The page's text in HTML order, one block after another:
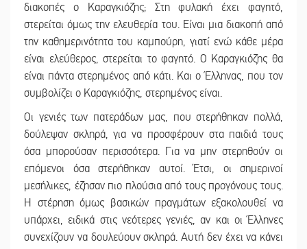
διακοπές ο Καραγκιόζης; Στη φυλακή έχει φαγητό,
στερείται όμως την ελευθερία του. Είναι μια διακοπή από
την καθημερινότητα του καμπούρη, γιατί ενώ κάθε μέρα
είναι ελεύθερος, στερείται το φαγητό. Ο Καραγκιόζης θα
είναι πάντα στερημένος από κάτι. Και ο Έλληνας, που τον
συμβολίζει ο Καραγκιόζης, στερημένος είναι.
Οι γενιές των πατεράδων μας, που στερήθηκαν πολλά,
δούλεψαν σκληρά, για να προσφέρουν στα παιδιά τους
όσα μπορούσαν περισσότερα. Για να μην στερηθούν οι
επόμενοι όσα στερήθηκαν αυτοί. Έτσι, οι σημερινοί
μεσήλικες, έζησαν πιο πλούσια από τους προγόνους τους.
Η στέρηση όμως βασικών πραγμάτων εξακολουθεί να
υπάρχει, ειδικά στις νεότερες γενιές, αν και οι Έλληνες
συνεχίζουν να δουλεύουν σκληρά. Αυτή δεν έχει να κάνει